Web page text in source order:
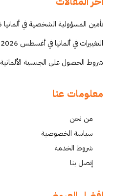
تأمين المسؤولية الشخصية في ألمانيا 2026: دليل Privathaftpflicht
التغييرات في ألمانيا في أغسطس 2026: 7 قوانين تهمك
شروط الحصول على الجنسية الألمانية 2026 والجنسية المزدوجة
معلومات عنا
من نحن
سياسة الخصوصية
شروط الخدمة
إتصل بنا